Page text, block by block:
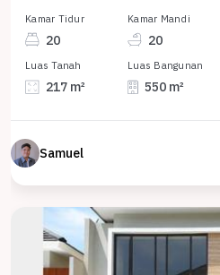
Kamar Tidur
20
Kamar Mandi
20
Luas Tanah
217 m²
Luas Bangunan
550 m²
Samuel